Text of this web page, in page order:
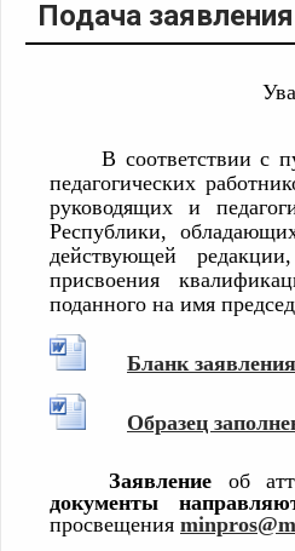
Подача
В соответствии с
педагогических
руководящих и
Республики,
действующей
присвоения
поданного на имя
Бланк заявления
Образец
Заявление об
документы
просвещения